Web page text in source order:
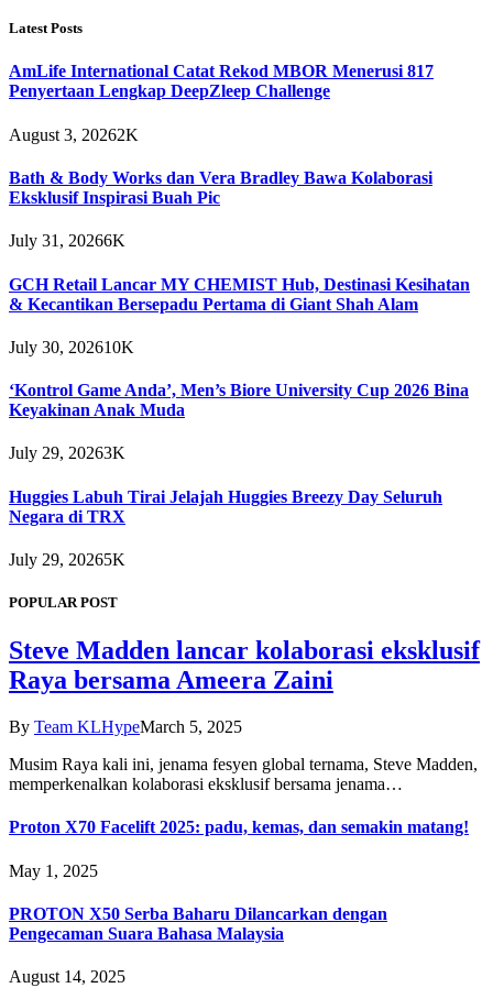
Latest Posts
AmLife International Catat Rekod MBOR Menerusi 817
Penyertaan Lengkap DeepZleep Challenge
August 3, 20262K
Bath & Body Works dan Vera Bradley Bawa Kolaborasi
Eksklusif Inspirasi Buah Pic
July 31, 20266K
GCH Retail Lancar MY CHEMIST Hub, Destinasi Kesihatan
& Kecantikan Bersepadu Pertama di Giant Shah Alam
July 30, 202610K
‘Kontrol Game Anda’, Men’s Biore University Cup 2026 Bina
Keyakinan Anak Muda
July 29, 20263K
Huggies Labuh Tirai Jelajah Huggies Breezy Day Seluruh
Negara di TRX
July 29, 20265K
POPULAR POST
Steve Madden lancar kolaborasi eksklusif
Raya bersama Ameera Zaini
By Team KLHypeMarch 5, 2025
Musim Raya kali ini, jenama fesyen global ternama, Steve Madden,
memperkenalkan kolaborasi eksklusif bersama jenama…
Proton X70 Facelift 2025: padu, kemas, dan semakin matang!
May 1, 2025
PROTON X50 Serba Baharu Dilancarkan dengan
Pengecaman Suara Bahasa Malaysia
August 14, 2025